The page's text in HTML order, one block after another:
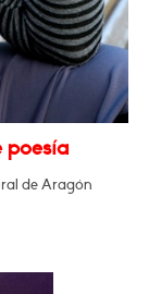
poesía
de Aragón